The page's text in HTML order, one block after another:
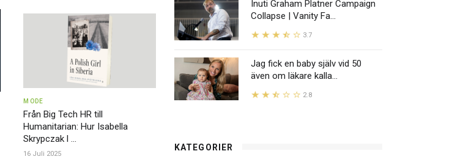
MODE
Från Big Tech HR till
Humanitarian: Hur Isabella
Skrypczak l ...
16 Juli 2025
Inuti Graham Platner Campaign
Collapse | Vanity Fa...
3.7
Jag fick en baby själv vid 50
även om läkare kalla...
2.8
KATEGORIER